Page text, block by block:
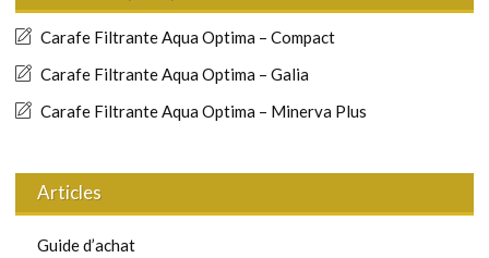
Carafe Filtrante Aqua Optima – Compact
Carafe Filtrante Aqua Optima – Galia
Carafe Filtrante Aqua Optima – Minerva Plus
Articles
Guide d’achat